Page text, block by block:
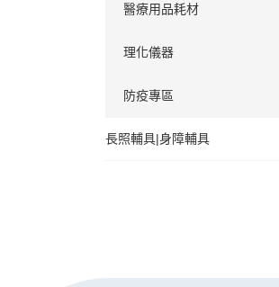
醫療用品耗材
理化儀器
防疫專區
長照輔具|身障輔具